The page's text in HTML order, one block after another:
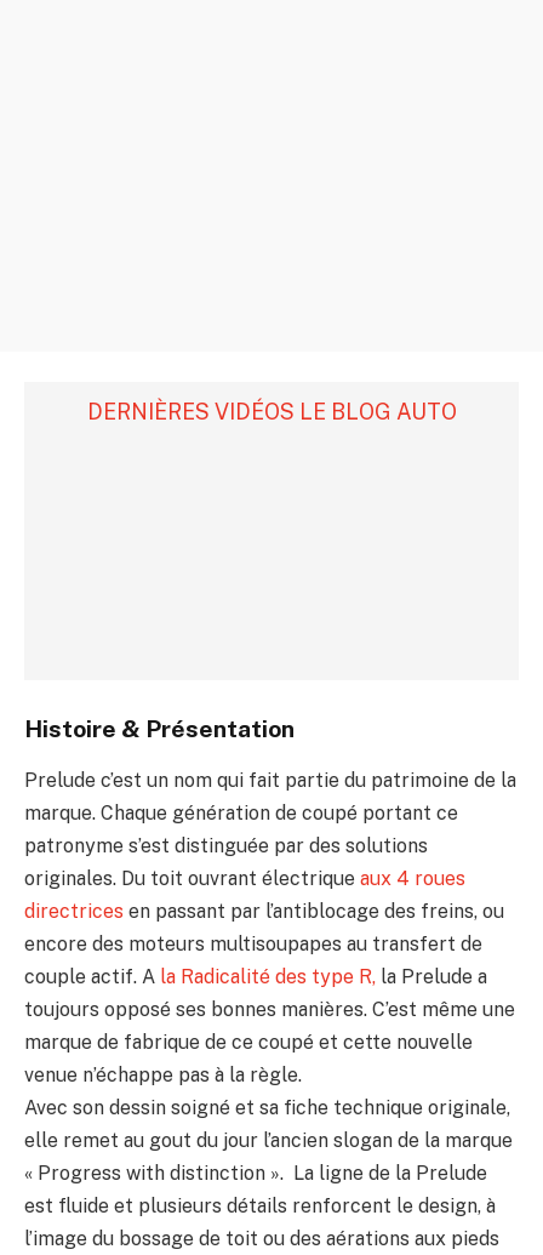
DERNIÈRES VIDÉOS LE BLOG AUTO
Histoire & Présentation
Prelude c’est un nom qui fait partie du patrimoine de la
marque. Chaque génération de coupé portant ce
patronyme s’est distinguée par des solutions
originales. Du toit ouvrant électrique aux 4 roues
directrices en passant par l’antiblocage des freins, ou
encore des moteurs multisoupapes au transfert de
couple actif. A la Radicalité des type R, la Prelude a
toujours opposé ses bonnes manières. C’est même une
marque de fabrique de ce coupé et cette nouvelle
venue n’échappe pas à la règle.
Avec son dessin soigné et sa fiche technique originale,
elle remet au gout du jour l’ancien slogan de la marque
« Progress with distinction ». La ligne de la Prelude
est fluide et plusieurs détails renforcent le design, à
l’image du bossage de toit ou des aérations aux pieds